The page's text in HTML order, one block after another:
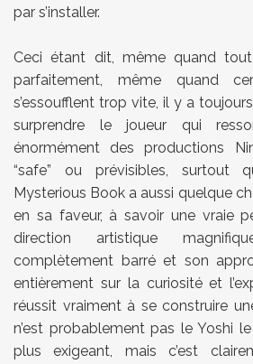
par s’installer.
Ceci étant dit, même quand
parfaitement, même quand
s’essoufflent trop vite, il y a
surprendre le joueur qui
énormément des productions
“safe” ou prévisibles, surtout
Mysterious Book a aussi quelque
en sa faveur, à savoir une vraie
direction artistique
complètement barré et son
entièrement sur la curiosité et
réussit vraiment à se construire
n’est probablement pas le Yoshi
plus exigeant, mais c’est